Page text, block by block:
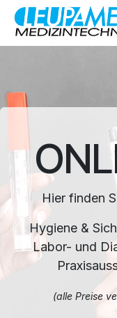
Zum Inhalt springen
Hier finden
Hygiene &
Labor- und
(alle Preise